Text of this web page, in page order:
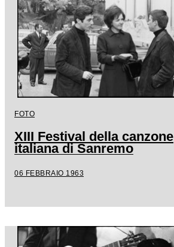
FOTO
XIII Festival della canzone
italiana di Sanremo
06 FEBBRAIO 1963